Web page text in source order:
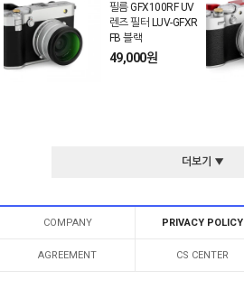
필름 GFX100RF UV
렌즈 필터 LUV-GFXR
FB 블랙
49,000원
더보기 ▼
COMPANY PRIVACY POLICY
AGREEMENT CS CENTER